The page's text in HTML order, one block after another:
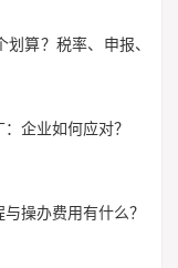
算？税率、申报、
企业如何应对？
操办费用有什么？